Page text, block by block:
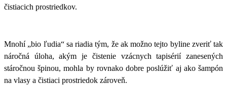
čistiacich prostriedkov.
Mnohí „bio ľudia“ sa riadia tým, že ak možno tejto byline zveriť tak
náročná úloha, akým je čistenie vzácnych tapisérií zanesených
stáročnou špinou, mohla by rovnako dobre poslúžiť aj ako šampón
na vlasy a čistiaci prostriedok zároveň.